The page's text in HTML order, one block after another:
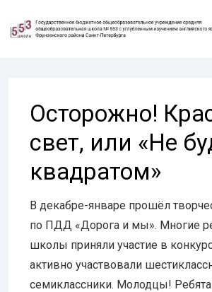
Перейти
Осторожно!
свет, или «Не
квадратом»
В декабре-январе прошёл
по ПДД «Дорога и мы». Многие
школы приняли участие в
активно участвовали
семиклассники. Молодцы!